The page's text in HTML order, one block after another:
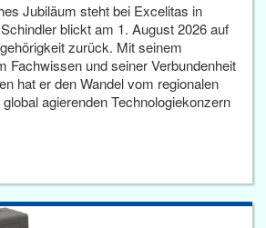
Jubiläum steht bei Excelitas in
blickt am 1. August 2026 auf
zurück. Mit seinem
Fachwissen und seiner Verbundenheit
hat er den Wandel vom regionalen
agierenden Technologiekonzern